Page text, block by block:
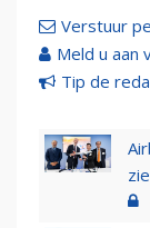
Verstuur
Meld u aan
Tip de